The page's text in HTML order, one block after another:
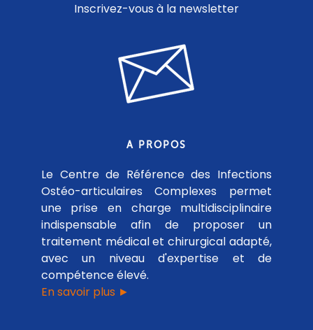
Inscrivez-vous à la newsletter
A PROPOS
Le Centre de Référence des Infections
Ostéo-articulaires Complexes permet
une prise en charge multidisciplinaire
indispensable afin de proposer un
traitement médical et chirurgical adapté,
avec un niveau d'expertise et de
compétence élevé.
En savoir plus ►